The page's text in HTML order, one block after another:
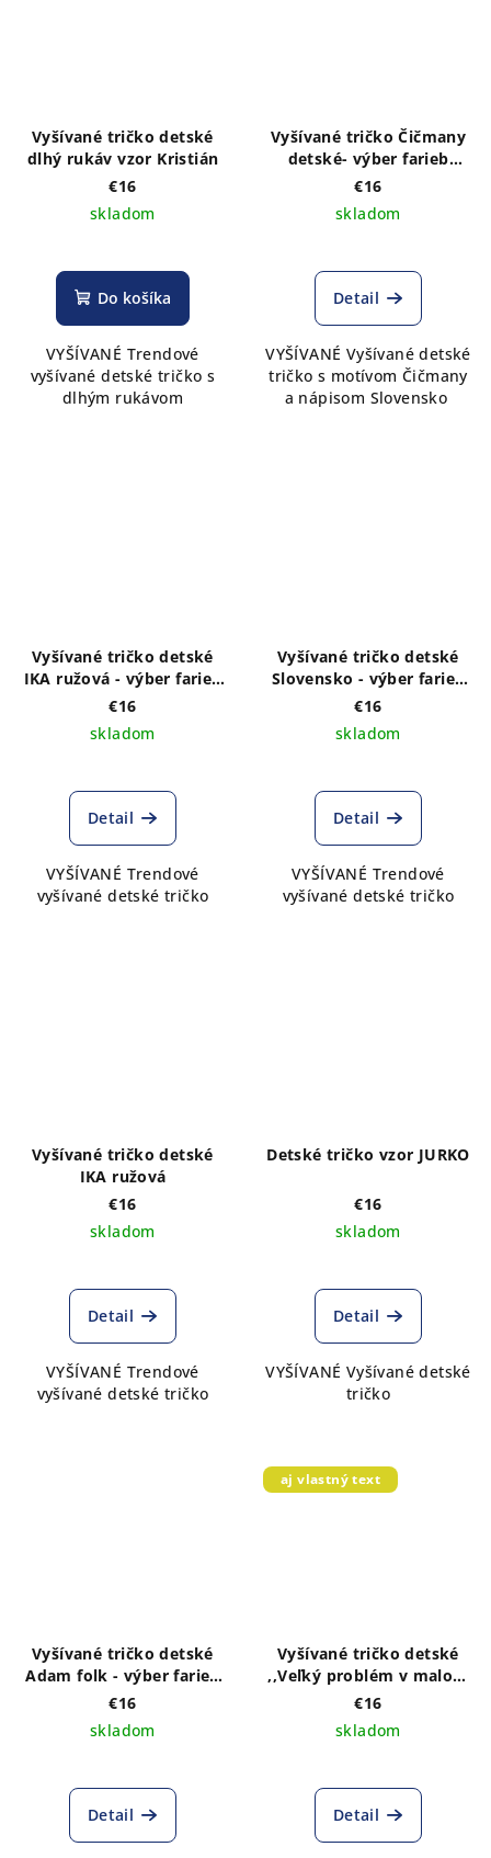
Vyšívané tričko detské
dlhý rukáv vzor Kristián
€16
skladom
Do košíka
VYŠÍVANÉ Trendové
vyšívané detské tričko s
dlhým rukávom
Vyšívané tričko Čičmany
detské- výber farieb
trička
€16
skladom
Detail
VYŠÍVANÉ Vyšívané detské
tričko s motívom Čičmany
a nápisom Slovensko
Vyšívané tričko detské
IKA ružová - výber farieb
trička
€16
skladom
Detail
VYŠÍVANÉ Trendové
vyšívané detské tričko
Vyšívané tričko detské
Slovensko - výber farieb
trička
€16
skladom
Detail
VYŠÍVANÉ Trendové
vyšívané detské tričko
Vyšívané tričko detské
IKA ružová
€16
skladom
Detail
VYŠÍVANÉ Trendové
vyšívané detské tričko
Detské tričko vzor JURKO
€16
skladom
Detail
VYŠÍVANÉ Vyšívané detské
tričko
Vyšívané tričko detské
Adam folk - výber farieb
trička
€16
skladom
Detail
aj vlastný text
Vyšívané tričko detské
,,Veľký problém v malom
tričku" - výber farieb
€16
skladom
Detail